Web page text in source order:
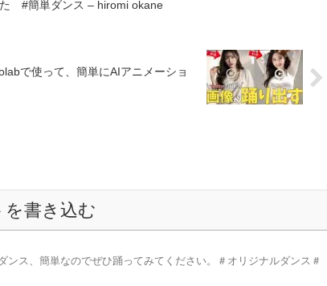
#簡単ダンス – hiromi okane
で使って、簡単にAIアニメーショ
を書き込む
ンス、簡単なのでぜひ踊ってみてください。＃オリジナルダンス＃